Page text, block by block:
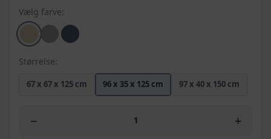
Vælg farve:
Størrelse:
67 x 67 x 125 cm 96 x 35 x 125 cm 97 x 40 x 150 cm
− +